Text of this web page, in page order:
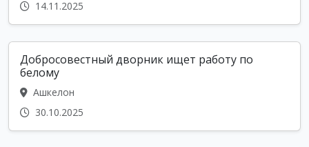
14.11.2025
Добросовестный дворник ищет работу по
белому
Ашкелон
30.10.2025